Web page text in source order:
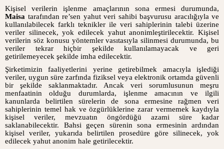
Kişisel verilerin işlenme amaçlarının sona ermesi durumunda,
Maisa tarafından re’sen yahut veri sahibi başvurusu aracılığıyla ve
kullanılabilecek farklı teknikler ile veri sahiplerinin talebi üzerine
veriler silinecek, yok edilecek yahut anonimleştirilecektir. Kişisel
verilerin söz konusu yöntemler vasıtasıyla silinmesi durumunda, bu
veriler tekrar hiçbir şekilde kullanılamayacak ve geri
getirilemeyecek şekilde imha edilecektir.
Şirketimizinfaaliyetlerini yerine getirebilmek amacıyla işlediği
veriler, uygun süre zarfında fiziksel veya elektronik ortamda güvenli
bir şekilde saklanmaktadır. Ancak veri sorumlusunun meşru
menfaatinin olduğu durumlarda, işlenme amacının ve ilgili
kanunlarda belirtilen sürelerin de sona ermesine rağmen veri
sahiplerinin temel hak ve özgürlüklerine zarar vermemek kaydıyla
kişisel veriler, mevzuatın öngördüğü azami süre kadar
saklanabilecektir. Bahsi geçen sürenin sona ermesinin ardından
kişisel veriler, yukarıda belirtilen prosedüre göre silinecek, yok
edilecek yahut anonim hale getirilecektir.